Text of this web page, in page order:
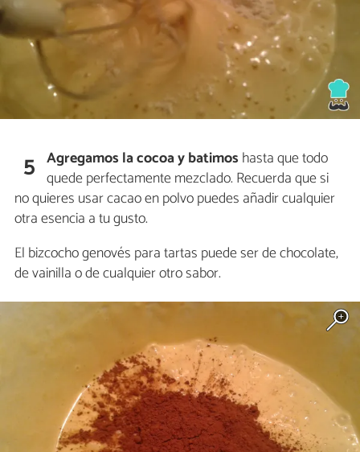
5 Agregamos la cocoa y batimos hasta que todo
quede perfectamente mezclado. Recuerda que si
no quieres usar cacao en polvo puedes añadir cualquier
otra esencia a tu gusto.
El bizcocho genovés para tartas puede ser de chocolate,
de vainilla o de cualquier otro sabor.